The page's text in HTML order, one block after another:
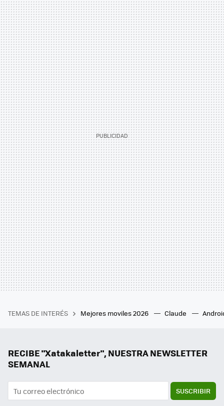
TEMAS DE INTERÉS Mejores moviles 2026 Claude
RECIBE "Xatakaletter", NUESTRA NEWSLETTER
SEMANAL
SUSCRIBIR